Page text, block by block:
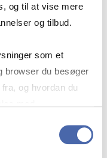
og til at vise mere
og tilbud.
som et
browser du besøger
og hvordan du
og kan altid trække